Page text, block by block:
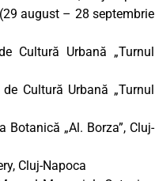
(29 august – 28 septembrie
Cultură Urbană „Turnul
Cultură Urbană „Turnul
Botanică „Al. Borza”, Cluj-
Cluj-Napoca